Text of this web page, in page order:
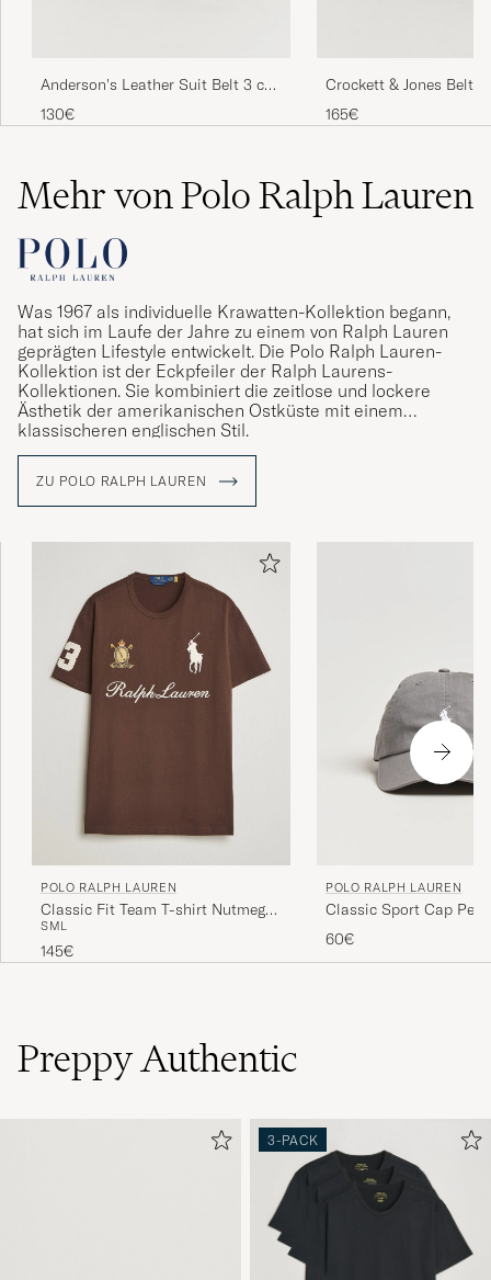
Anderson's Leather Suit Belt 3 cm
Black
130€
Crockett & Jones Belt
Calf
165€
Mehr von Polo Ralph Lauren
Was 1967 als individuelle Krawatten-Kollektion begann,
hat sich im Laufe der Jahre zu einem von Ralph Lauren
geprägten Lifestyle entwickelt. Die Polo Ralph Lauren-
Kollektion ist der Eckpfeiler der Ralph Laurens-
Kollektionen. Sie kombiniert die zeitlose und lockere
Ästhetik der amerikanischen Ostküste mit einem
klassischeren englischen Stil.
ZU POLO RALPH LAUREN
POLO RALPH LAUREN
Classic Fit Team T-shirt Nutmeg
Brown
SML
145€
POLO RALPH LAUREN
Classic Sport Cap
60€
Preppy Authentic
3-PACK